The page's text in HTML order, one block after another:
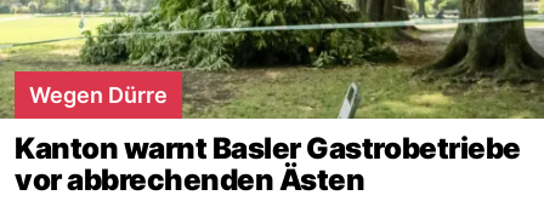
Wegen Dürre
Kanton warnt Basler Gastrobetriebe
vor abbrechenden Ästen